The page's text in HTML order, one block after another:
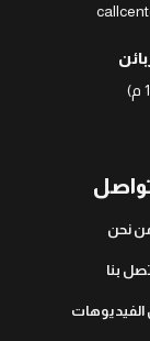
نحن
بنا